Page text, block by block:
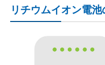
リチウムイオン電